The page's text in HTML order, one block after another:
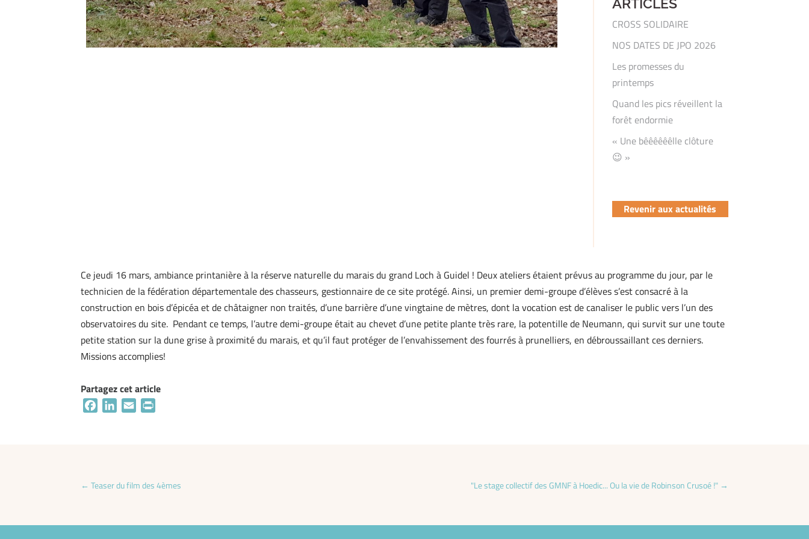
CROSS SOLIDAIRE
NOS DATES DE JPO 2026
Les promesses du
printemps
Quand les pics réveillent la
forêt endormie
« Une bêêêêêêlle clôture
😉 »
Revenir aux actualités
Ce jeudi 16 mars, ambiance printanière à la réserve naturelle du marais du grand Loch à Guidel ! Deux ateliers étaient prévus au programme du jour, par le
technicien de la fédération départementale des chasseurs, gestionnaire de ce site protégé. Ainsi, un premier demi-groupe d’élèves s’est consacré à la
construction en bois d’épicéa et de châtaigner non traités, d’une barrière d’une vingtaine de mètres, dont la vocation est de canaliser le public vers l’un des
observatoires du site. Pendant ce temps, l’autre demi-groupe était au chevet d’une petite plante très rare, la potentille de Neumann, qui survit sur une toute
petite station sur la dune grise à proximité du marais, et qu’il faut protéger de l’envahissement des fourrés à prunelliers, en débroussaillant ces derniers.
Missions accomplies!
Partagez cet article
FacebookLinkedIn
Email
←Teaser du film des 4èmes "Le stage collectif des GMNF à Hoedic... Ou la vie de Robinson Crusoé !"→